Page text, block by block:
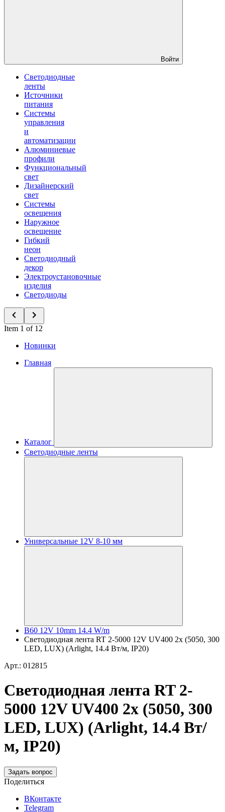
Войти
Светодиодные
ленты
Источники
питания
Системы
управления
и
автоматизации
Алюминиевые
профили
Функциональный
свет
Дизайнерский
свет
Системы
освещения
Наружное
освещение
Гибкий
неон
Светодиодный
декор
Электроустановочные
изделия
Светодиоды
Item 1 of 12
Новинки
Главная
Каталог
Светодиодные ленты
Универсальные 12V 8-10 мм
B60 12V 10mm 14.4 W/m
Светодиодная лента RT 2-5000 12V UV400 2x (5050, 300
LED, LUX) (Arlight, 14.4 Вт/м, IP20)
Арт.: 012815
Светодиодная лента RT 2-
5000 12V UV400 2x (5050, 300
LED, LUX) (Arlight, 14.4 Вт/
м, IP20)
Задать вопрос
Поделиться
ВКонтакте
Telegram